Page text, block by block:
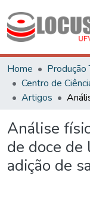
Home
Produção
Artigos
Análise
de doce de
adição de